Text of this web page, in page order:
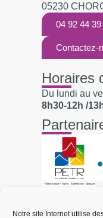
Notre site Internet utilise
05230
04 92 44 39
Contactez-
Horaires
Du lundi au
8h30-12h /
Liens